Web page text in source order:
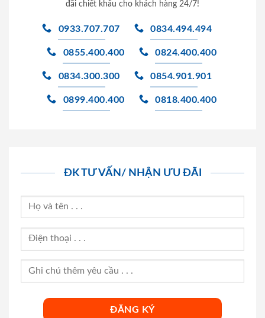
đãi chiết khấu cho khách hàng 24/7!
0933.707.707 0834.494.494
0855.400.400 0824.400.400
0834.300.300 0854.901.901
0899.400.400 0818.400.400
ĐK TƯ VẤN/ NHẬN ƯU ĐÃI